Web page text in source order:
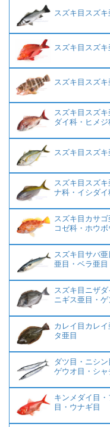
スズキ目スズ
スズキ目スズ
スズキ目スズキ
スズキ目スズ
ダイ科・ヒメジ
スズキ目スズキ
スズキ目スズ
ナ科・イシダイ
スズキ目カサ
コゼ科・ホウボ
スズキ目サバ
亜目・ベラ亜目
スズキ目ニザ
ニギス亜目・
カレイ目カレ
タ亜目
ダツ目・ニシ
ゲウオ目・シ
キンメダイ目
目・ウナギ目